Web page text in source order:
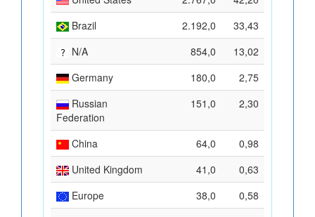
Brazil
2.192,0
33,43
N/A
854,0
13,02
Germany
180,0
2,75
Russian
Federation
151,0 2,30
China 64,0
0,98
United Kingdom
41,0
0,63
Europe
38,0
0,58